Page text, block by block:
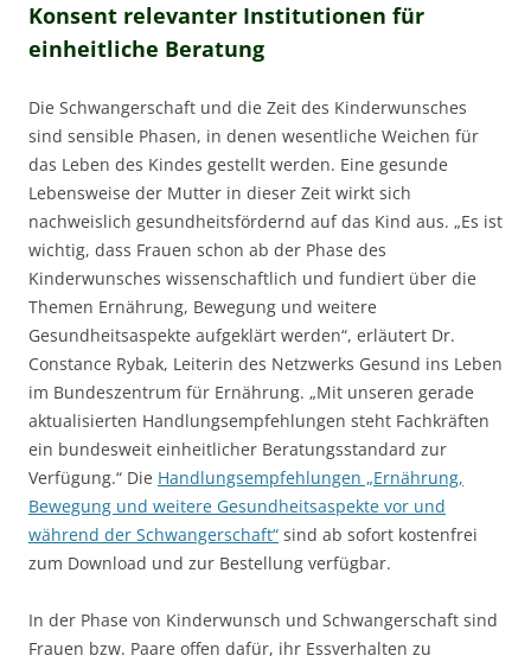
Konsent relevanter Institutionen für
einheitliche Beratung
Die Schwangerschaft und die Zeit des Kinderwunsches
sind sensible Phasen, in denen wesentliche Weichen für
das Leben des Kindes gestellt werden. Eine gesunde
Lebensweise der Mutter in dieser Zeit wirkt sich
nachweislich gesundheitsfördernd auf das Kind aus. „Es ist
wichtig, dass Frauen schon ab der Phase des
Kinderwunsches wissenschaftlich und fundiert über die
Themen Ernährung, Bewegung und weitere
Gesundheitsaspekte aufgeklärt werden“, erläutert Dr.
Constance Rybak, Leiterin des Netzwerks Gesund ins Leben
im Bundeszentrum für Ernährung. „Mit unseren gerade
aktualisierten Handlungsempfehlungen steht Fachkräften
ein bundesweit einheitlicher Beratungsstandard zur
Verfügung.“ Die Handlungsempfehlungen „Ernährung,
Bewegung und weitere Gesundheitsaspekte vor und
während der Schwangerschaft“ sind ab sofort kostenfrei
zum Download und zur Bestellung verfügbar.
In der Phase von Kinderwunsch und Schwangerschaft sind
Frauen bzw. Paare offen dafür, ihr Essverhalten zu